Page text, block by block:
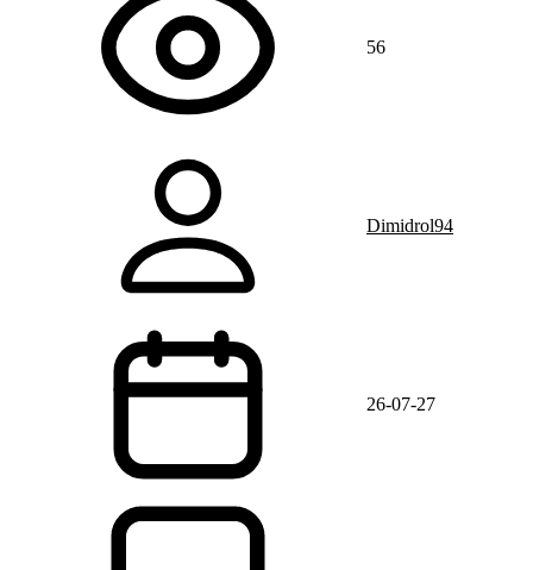
56
Dimidrol94
26-07-27